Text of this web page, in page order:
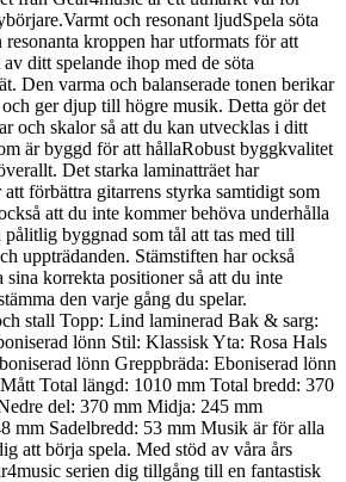
och resonant ljudSpela söta
kroppen har utformats för att
ditt spelande ihop med de söta
Den varma och balanserade tonen berikar
ger djup till högre musik. Detta gör det
och skalor så att du kan utvecklas i ditt
är byggd för att hållaRobust byggkvalitet
Det starka laminatträet har
förbättra gitarrens styrka samtidigt som
att du inte kommer behöva underhålla
byggnad som tål att tas med till
uppträdanden. Stämstiften har också
sina korrekta positioner så att du inte
den varje gång du spelar.
stall Topp: Lind laminerad Bak & sarg:
lönn Stil: Klassisk Yta: Rosa Hals
lönn Greppbräda: Eboniserad lönn
Total längd: 1010 mm Total bredd: 370
del: 370 mm Midja: 245 mm
mm Sadelbredd: 53 mm Musik är för alla
att börja spela. Med stöd av våra års
serien dig tillgång till en fantastisk